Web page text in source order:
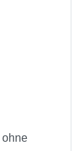
ohne